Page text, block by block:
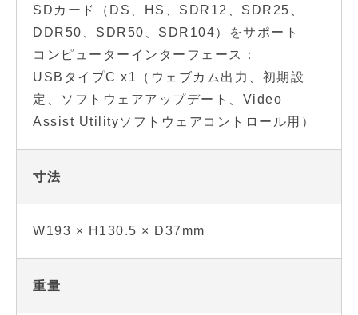
SDカード（DS、HS、SDR12、SDR25、
DDR50、SDR50、SDR104）をサポート
コンピューターインターフェース：
USBタイプC x1（ウェブカム出力、初期設
定、ソフトウェアアップデート、Video
Assist Utilityソフトウェアコントロール用）
寸法
W193 × H130.5 × D37mm
重量